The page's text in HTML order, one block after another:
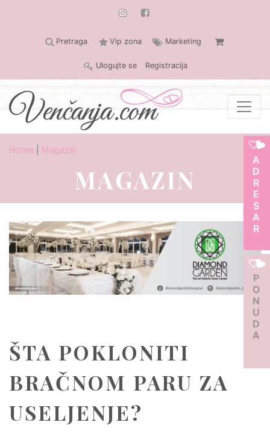
Pretraga Vip zona Marketing
Ulogujte se Registracija
ADRESAR
PONUDA
Home Magazin
MAGAZIN
ŠTA POKLONITI
BRAČNOM PARU ZA
USELJENJE?